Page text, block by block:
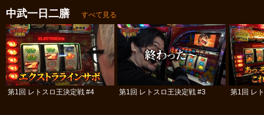
中武一日二膳 すべて見る
第1回 レトスロ王決定戦 #4 第1回 レトスロ王決定戦 #3 第1回 レ